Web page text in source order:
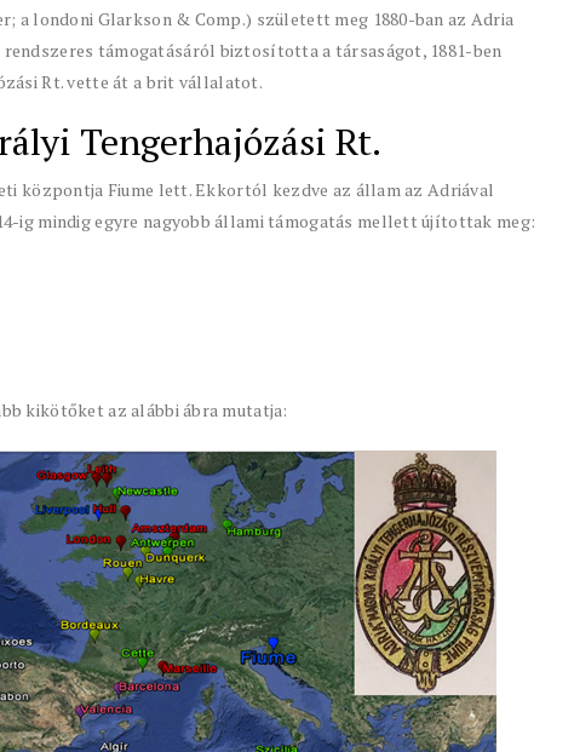
a londoni Glarkson & Comp.) született meg 1880-ban az Adria
rendszeres támogatásáról biztosította a társaságot, 1881-ben
Rt. vette át a brit vállalatot.
Tengerhajózási Rt.
központja Fiume lett. Ekkortól kezdve az állam az Adriával
ig mindig egyre nagyobb állami támogatás mellett újítottak meg:
kikötőket az alábbi ábra mutatja: